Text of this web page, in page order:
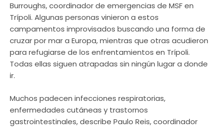
Burroughs, coordinador de emergencias de MSF en
Trípoli. Algunas personas vinieron a estos
campamentos improvisados buscando una forma de
cruzar por mar a Europa, mientras que otras acudieron
para refugiarse de los enfrentamientos en Trípoli.
Todas ellas siguen atrapadas sin ningún lugar a donde
ir.
Muchos padecen infecciones respiratorias,
enfermedades cutáneas y trastornos
gastrointestinales, describe Paulo Reis, coordinador